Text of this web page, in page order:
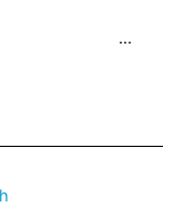
···